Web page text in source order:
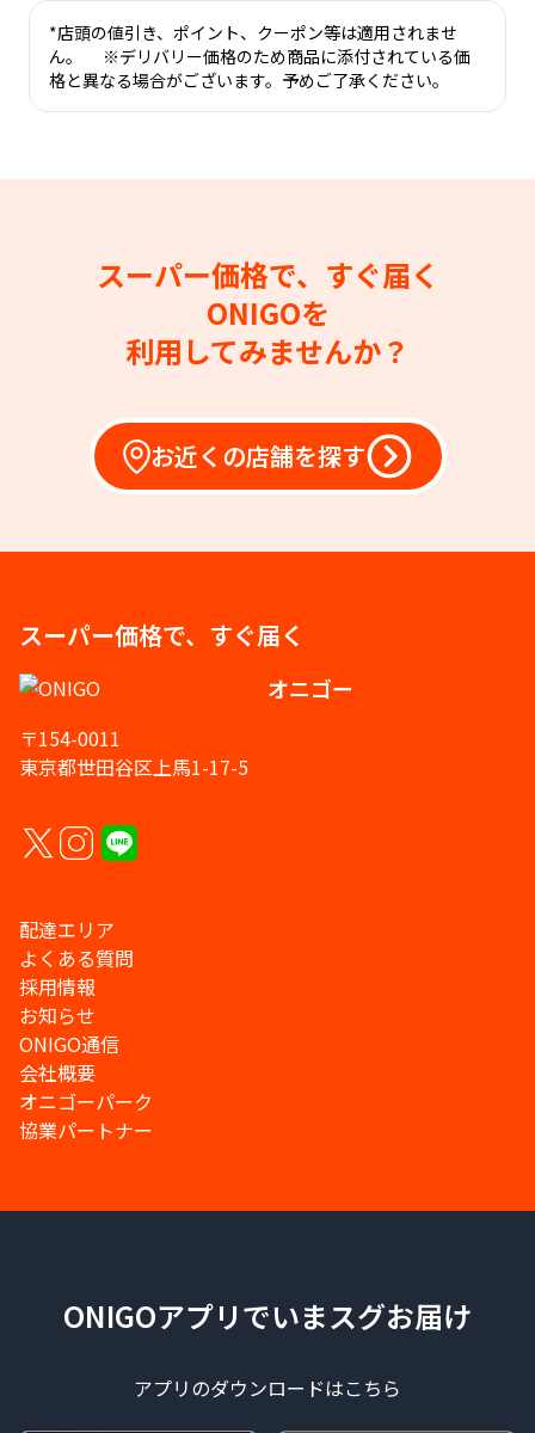
*店頭の値引き、ポイント、クーポン等は適用されませ
ん。 ※デリバリー価格のため商品に添付されている価
格と異なる場合がございます。予めご了承ください。
スーパー価格で、すぐ届く
ONIGOを
利用してみませんか？
お近くの店舗を探す
スーパー価格で、すぐ届く
オニゴー
〒154-0011
東京都世田谷区上馬1-17-5
配達エリア
よくある質問
採用情報
お知らせ
ONIGO通信
会社概要
オニゴーパーク
協業パートナー
ONIGOアプリでいまスグお届け
アプリのダウンロードはこちら